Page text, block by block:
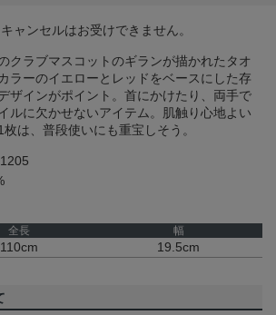
ャンセルはお受けできません。
クラブマスコットのギランが描かれたタオ
ラーのイエローとレッドをベースにした存
ザインがポイント。首にかけたり、両手で
ルに欠かせないアイテム。肌触り心地よい
は、普段使いにも重宝しそう。
全長 幅
110cm 19.5cm